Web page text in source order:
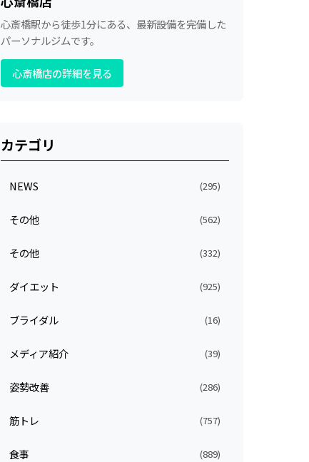
心斎橋駅から徒歩1分にある、最新設備を完備した
パーソナルジムです。
心斎橋店の詳細を見る
カテゴリ
NEWS (295)
その他 (562)
その他 (332)
ダイエット (925)
ブライダル (16)
メディア紹介 (39)
姿勢改善 (286)
筋トレ (757)
食事 (889)